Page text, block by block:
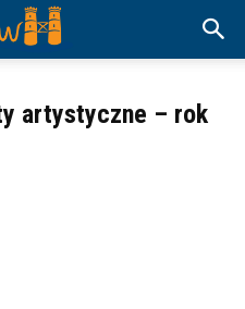
artystyczne – rok